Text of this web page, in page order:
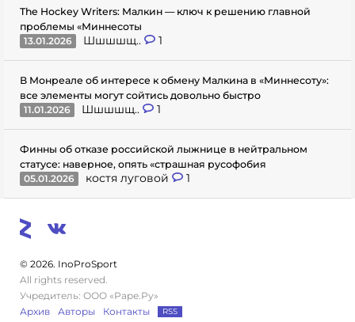
The Hockey Writers: Малкин — ключ к решению главной
проблемы «Миннесоты
13.01.2026
Шшшшщ.. 1
В Монреале об интересе к обмену Малкина в «Миннесоту»:
все элементы могут сойтись довольно быстро
11.01.2026
Шшшшщ.. 1
Финны об отказе российской лыжнице в нейтральном
статусе: наверное, опять «страшная русофобия
05.01.2026
костя луговой 1
© 2026. InoProSport
All rights reserved.
Учредитель: ООО «Раре.Ру»
Архив
Авторы Контакты RSS